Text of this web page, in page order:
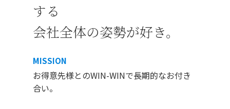
する
会社全体の姿勢が好き。
MISSION
お得意先様とのWIN-WINで長期的なお付き
合い。